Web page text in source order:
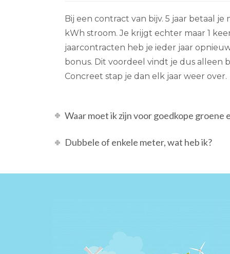
Bij een contract van bijv. 5 jaar betaal je
kWh stroom. Je krijgt echter maar 1
jaarcontracten heb je ieder jaar
bonus. Dit voordeel vindt je dus alleen
Concreet stap je dan elk jaar weer over.
Waar moet ik zijn voor goedkope groene
Dubbele of enkele meter, wat heb ik?